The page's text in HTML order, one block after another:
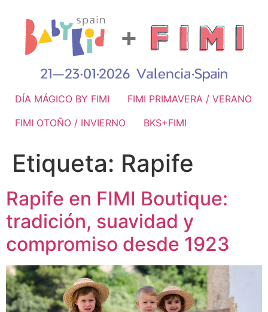
DÍA MÁGICO BY FIMI
FIMI PRIMAVERA / VERANO
FIMI OTOÑO / INVIERNO
BKS+FIMI
Etiqueta: Rapife
Rapife en FIMI Boutique:
tradición, suavidad y
compromiso desde 1923